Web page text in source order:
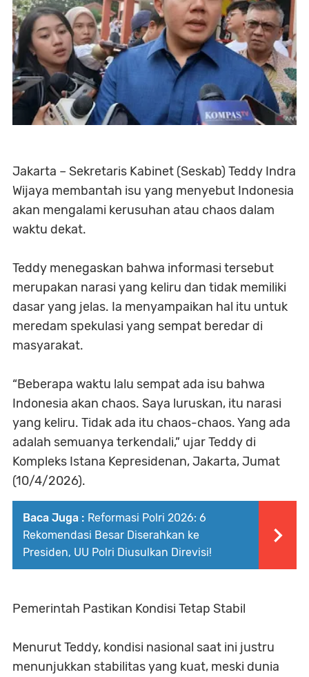
Jakarta – Sekretaris Kabinet (Seskab) Teddy Indra
Wijaya membantah isu yang menyebut Indonesia
akan mengalami kerusuhan atau chaos dalam
waktu dekat.
Teddy menegaskan bahwa informasi tersebut
merupakan narasi yang keliru dan tidak memiliki
dasar yang jelas. Ia menyampaikan hal itu untuk
meredam spekulasi yang sempat beredar di
masyarakat.
“Beberapa waktu lalu sempat ada isu bahwa
Indonesia akan chaos. Saya luruskan, itu narasi
yang keliru. Tidak ada itu chaos-chaos. Yang ada
adalah semuanya terkendali,” ujar Teddy di
Kompleks Istana Kepresidenan, Jakarta, Jumat
(10/4/2026).
Baca Juga : Reformasi Polri 2026: 6
Rekomendasi Besar Diserahkan ke
Presiden, UU Polri Diusulkan Direvisi!
Pemerintah Pastikan Kondisi Tetap Stabil
Menurut Teddy, kondisi nasional saat ini justru
menunjukkan stabilitas yang kuat, meski dunia